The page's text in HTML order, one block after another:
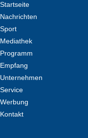
Startseite
Nachrichten
Sport
Mediathek
Programm
Empfang
Unternehmen
Service
Werbung
Kontakt